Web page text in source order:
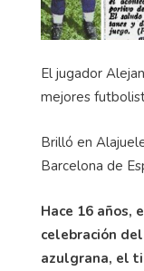
El jugador
mejores
Brilló en
Barcelona de
Hace 16 años,
celebración
azulgrana, el